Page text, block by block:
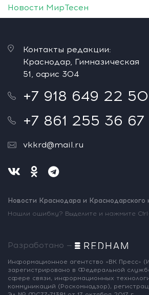
Новости МирТесен
Контакты редакции:
Краснодар, Гимназическая
51, офис 304
+7 918 649 22 50
+7 861 255 36 67
vkkrd@mail.ru
Новости Краснодара и Краснодарского
Нашли ошибку? Выделите и нажмите
Разработано —
Информационное агентство «ВК Пресс»
зарегистрировано в Федеральной
сфере связи, информационных
коммуникаций (Роскомнадзор),